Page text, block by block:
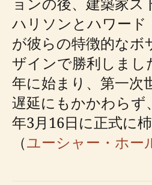
ハリソンとハワード
が彼らの特徴的なボ
ザインで勝利しまし
年に始まり、第一次
遅延にもかかわらず
年3月16日に正式に
（ユーシャー・ホー